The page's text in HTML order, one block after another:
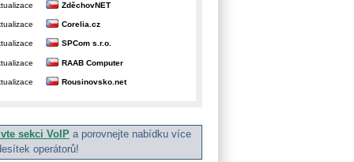
ZděchovNET
Corelia.cz
SPCom s.r.o.
RAAB Computer
Rousinovsko.net
sekci VoIP a porovnejte nabídku více
operátorů!